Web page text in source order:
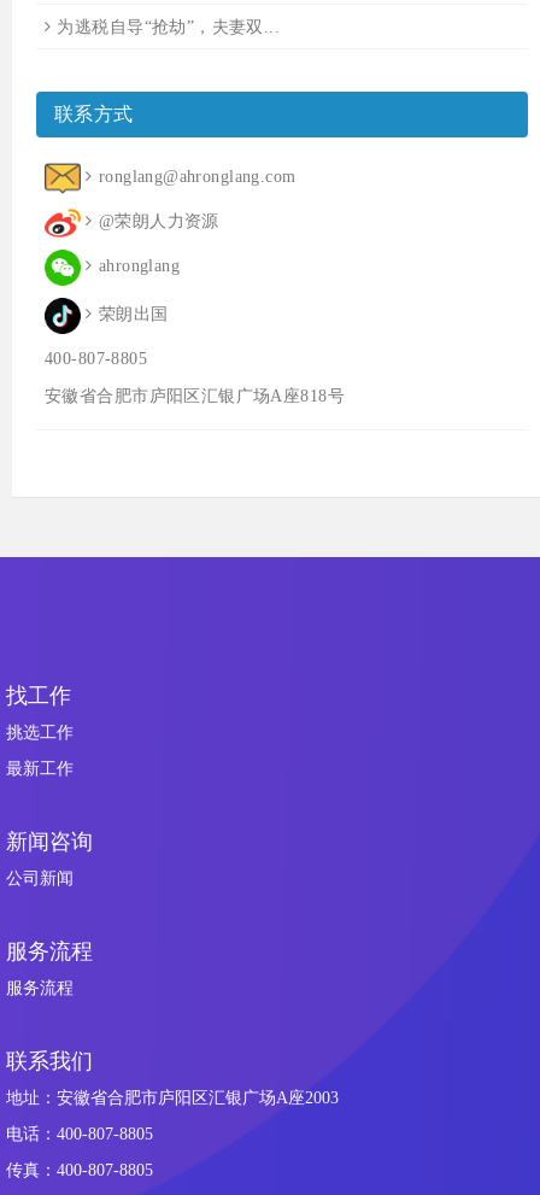
为逃税自导“抢劫”，夫妻双...
联系方式
ronglang@ahronglang.com
@荣朗人力资源
ahronglang
荣朗出国
400-807-8805
安徽省合肥市庐阳区汇银广场A座818号
找工作
挑选工作
最新工作
新闻咨询
公司新闻
服务流程
服务流程
联系我们
地址：安徽省合肥市庐阳区汇银广场A座2003
电话：400-807-8805
传真：400-807-8805